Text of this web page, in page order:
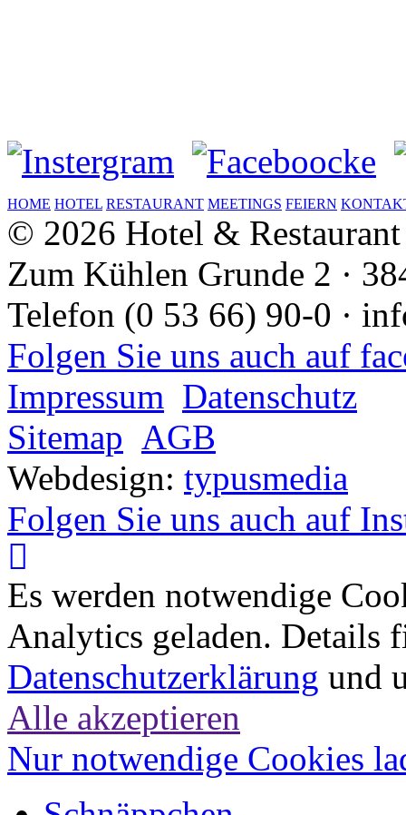
HOME HOTEL RESTAURANT MEETINGS FEIERN
© 2026 Hotel &
Zum Kühlen Grunde 2 ·
Telefon (0 53 66) 90-0 ·
Folgen Sie uns auch auf
Impressum Datenschutz
Sitemap AGB
Webdesign: typusmedia
Folgen Sie uns auch auf
Es werden notwendige
Analytics geladen. Details
Datenschutzerklärung und
Alle akzeptieren
Nur notwendige Cookies